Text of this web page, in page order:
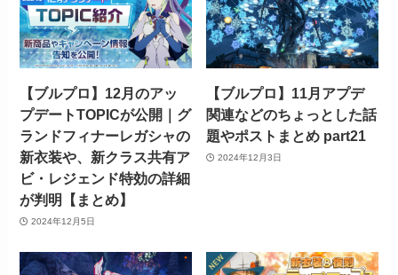
【ブルプロ】12月のアッ
プデートTOPICが公開｜グ
ランドフィナーレガシャの
新衣装や、新クラス共有ア
ビ・レジェンド特効の詳細
が判明【まとめ】
2024年12月5日
【ブルプロ】11月アプデ
関連などのちょっとした話
題やポストまとめ part21
2024年12月3日